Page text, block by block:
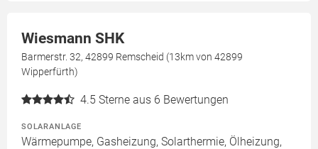
Wiesmann SHK
Barmerstr. 32, 42899 Remscheid (13km von 42899
Wipperfürth)
4.5 Sterne aus 6 Bewertungen
SOLARANLAGE
Wärmepumpe, Gasheizung, Solarthermie, Ölheizung,